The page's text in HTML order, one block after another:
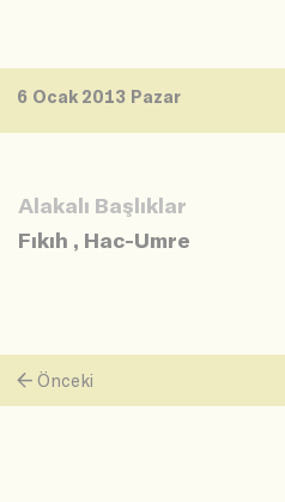
6 Ocak 2013 Pazar
Alakalı Başlıklar
Fıkıh , Hac-Umre
Önceki